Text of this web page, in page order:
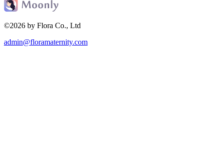
©2026 by Flora Co., Ltd
admin@floramaternity.com